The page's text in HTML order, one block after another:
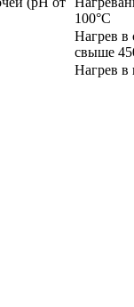
100°С
Нагрев в
свыше
Нагрев в